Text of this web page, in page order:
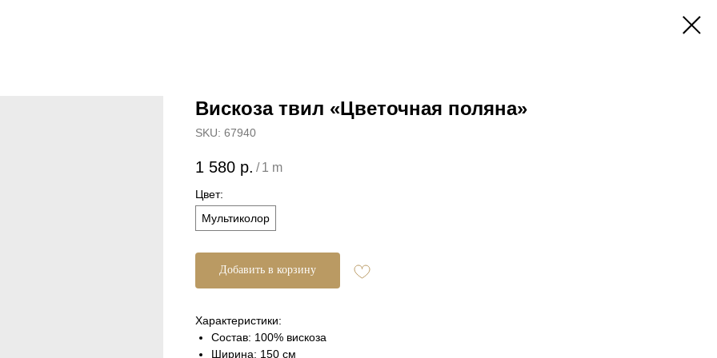
Вискоза твил «Цветочная поляна»
SKU: 67940
1 580 р. / 1 m
Цвет:
Мультиколор
Добавить в корзину
Характеристики:
Состав: 100% вискоза
Ширина: 150 см